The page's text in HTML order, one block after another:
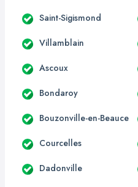
Saint-Sigismond
Villamblain
Ascoux
Bondaroy
Bouzonville-en-Beauce
Courcelles
Dadonville